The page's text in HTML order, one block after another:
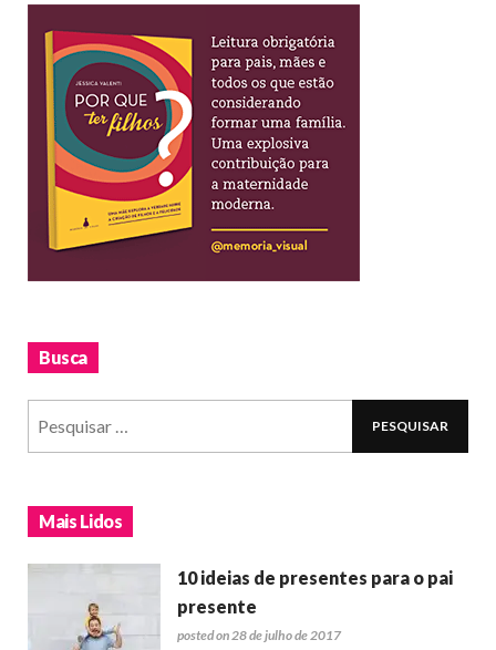
Busca
Mais Lidos
10 ideias de presentes para o pai
presente
posted on 28 de julho de 2017